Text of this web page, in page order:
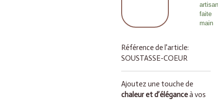
faite
main
Référence de l'article:
SOUSTASSE-COEUR
Ajoutez une touche de
chaleur et d’éléganceà vos